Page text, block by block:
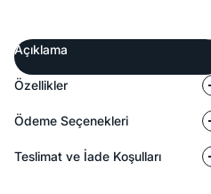
Açıklama
Özellikler
Ödeme Seçenekleri
Teslimat ve İade Koşulları